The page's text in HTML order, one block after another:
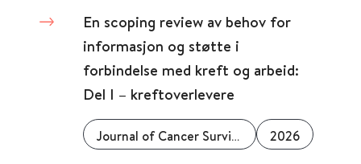
En scoping review av behov for
informasjon og støtte i
forbindelse med kreft og arbeid:
Del I – kreftoverlevere
Journal of Cancer Survivorship 2026